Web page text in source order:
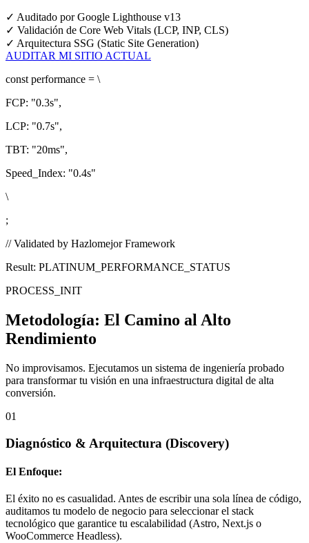
✓ Auditado por Google Lighthouse v13
✓ Validación de Core Web Vitals (LCP, INP, CLS)
✓ Arquitectura SSG (Static Site Generation)
AUDITAR MI SITIO ACTUAL
const performance = \
FCP: "0.3s",
LCP: "0.7s",
TBT: "20ms",
Speed_Index: "0.4s"
\
;
// Validated by Hazlomejor Framework
Result: PLATINUM_PERFORMANCE_STATUS
PROCESS_INIT
Metodología: El Camino al Alto
Rendimiento
No improvisamos. Ejecutamos un sistema de ingeniería probado
para transformar tu visión en una infraestructura digital de alta
conversión.
01
Diagnóstico & Arquitectura (Discovery)
El Enfoque:
El éxito no es casualidad. Antes de escribir una sola línea de código,
auditamos tu modelo de negocio para seleccionar el stack
tecnológico que garantice tu escalabilidad (Astro, Next.js o
WooCommerce Headless).